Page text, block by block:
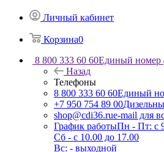
Личный кабинет
Корзина0
8 800 333 60 60Единый номер
Назад
Телефоны
8 800 333 60 60Единый
+7 950 754 89 00
shop@cdi36.rue-mail для
График работыПн - Пт: с
Сб - с 10.00 до 17.00
Вс: - выходной